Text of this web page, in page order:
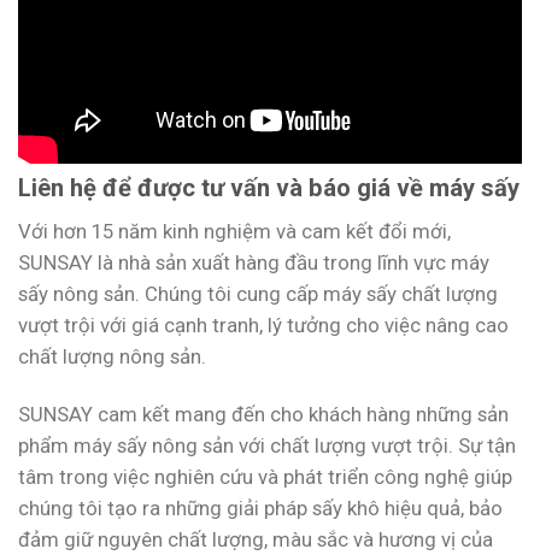
Liên hệ để được tư vấn và báo giá về máy sấy
Với hơn 15 năm kinh nghiệm và cam kết đổi mới,
SUNSAY là nhà sản xuất hàng đầu trong lĩnh vực máy
sấy nông sản. Chúng tôi cung cấp máy sấy chất lượng
vượt trội với giá cạnh tranh, lý tưởng cho việc nâng cao
chất lượng nông sản.
SUNSAY cam kết mang đến cho khách hàng những sản
phẩm máy sấy nông sản với chất lượng vượt trội. Sự tận
tâm trong việc nghiên cứu và phát triển công nghệ giúp
chúng tôi tạo ra những giải pháp sấy khô hiệu quả, bảo
đảm giữ nguyên chất lượng, màu sắc và hương vị của